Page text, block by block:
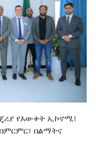
የእውቀት ኢኮኖሚ፣
በልማትና